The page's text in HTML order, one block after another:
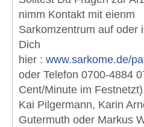
nimm Kontakt mit eienm
Sarkomzentrum auf oder
Dich
hier : www.sarkome.de/
oder Telefon 0700-4884
Cent/Minute im
Kai Pilgermann, Karin
Gutermuth oder Markus